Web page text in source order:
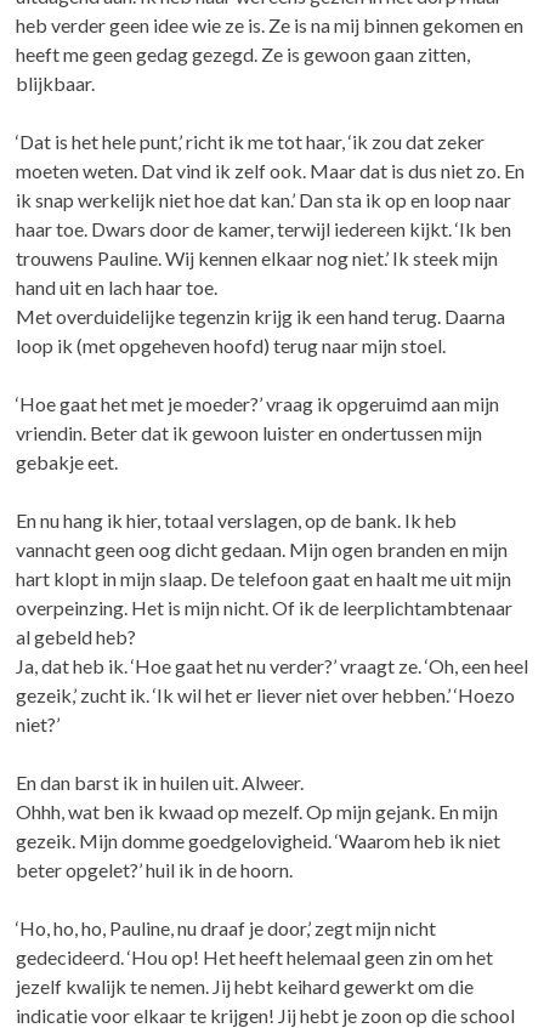
heb verder geen idee wie ze is. Ze is na mij binnen gekomen en
heeft me geen gedag gezegd. Ze is gewoon gaan zitten,
blijkbaar.
‘Dat is het hele punt,’ richt ik me tot haar, ‘ik zou dat zeker
moeten weten. Dat vind ik zelf ook. Maar dat is dus niet zo. En
ik snap werkelijk niet hoe dat kan.’ Dan sta ik op en loop naar
haar toe. Dwars door de kamer, terwijl iedereen kijkt. ‘Ik ben
trouwens Pauline. Wij kennen elkaar nog niet.’ Ik steek mijn
hand uit en lach haar toe.
Met overduidelijke tegenzin krijg ik een hand terug. Daarna
loop ik (met opgeheven hoofd) terug naar mijn stoel.
‘Hoe gaat het met je moeder?’ vraag ik opgeruimd aan mijn
vriendin. Beter dat ik gewoon luister en ondertussen mijn
gebakje eet.
En nu hang ik hier, totaal verslagen, op de bank. Ik heb
vannacht geen oog dicht gedaan. Mijn ogen branden en mijn
hart klopt in mijn slaap. De telefoon gaat en haalt me uit mijn
overpeinzing. Het is mijn nicht. Of ik de leerplichtambtenaar
al gebeld heb?
Ja, dat heb ik. ‘Hoe gaat het nu verder?’ vraagt ze. ‘Oh, een heel
gezeik,’ zucht ik. ‘Ik wil het er liever niet over hebben.’ ‘Hoezo
niet?’
En dan barst ik in huilen uit. Alweer.
Ohhh, wat ben ik kwaad op mezelf. Op mijn gejank. En mijn
gezeik. Mijn domme goedgelovigheid. ‘Waarom heb ik niet
beter opgelet?’ huil ik in de hoorn.
‘Ho, ho, ho, Pauline, nu draaf je door,’ zegt mijn nicht
gedecideerd. ‘Hou op! Het heeft helemaal geen zin om het
jezelf kwalijk te nemen. Jij hebt keihard gewerkt om die
indicatie voor elkaar te krijgen! Jij hebt je zoon op die school